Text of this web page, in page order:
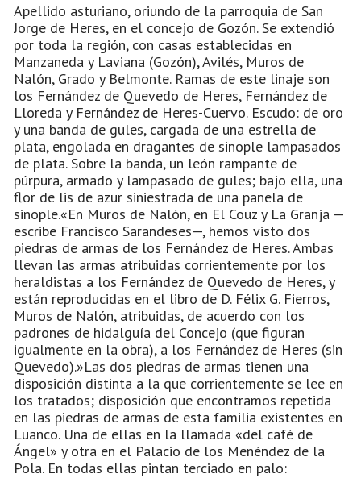
Apellido asturiano, oriundo de la parroquia de San
Jorge de Heres, en el concejo de Gozón. Se extendió
por toda la región, con casas establecidas en
Manzaneda y Laviana (Gozón), Avilés, Muros de
Nalón, Grado y Belmonte. Ramas de este linaje son
los Fernández de Quevedo de Heres, Fernández de
Lloreda y Fernández de Heres-Cuervo. Escudo: de oro
y una banda de gules, cargada de una estrella de
plata, engolada en dragantes de sinople lampasados
de plata. Sobre la banda, un león rampante de
púrpura, armado y lampasado de gules; bajo ella, una
flor de lis de azur siniestrada de una panela de
sinople.«En Muros de Nalón, en El Couz y La Granja —
escribe Francisco Sarandeses—, hemos visto dos
piedras de armas de los Fernández de Heres. Ambas
llevan las armas atribuidas corrientemente por los
heraldistas a los Fernández de Quevedo de Heres, y
están reproducidas en el libro de D. Félix G. Fierros,
Muros de Nalón, atribuidas, de acuerdo con los
padrones de hidalguía del Concejo (que figuran
igualmente en la obra), a los Fernández de Heres (sin
Quevedo).»Las dos piedras de armas tienen una
disposición distinta a la que corrientemente se lee en
los tratados; disposición que encontramos repetida
en las piedras de armas de esta familia existentes en
Luanco. Una de ellas en la llamada «del café de
Ángel» y otra en el Palacio de los Menéndez de la
Pola. En todas ellas pintan terciado en palo: